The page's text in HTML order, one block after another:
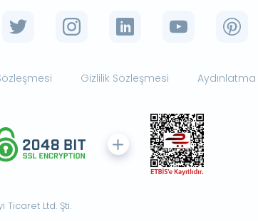
Gizlilik Sözleşmesi
Ticaret Ltd. Şti.